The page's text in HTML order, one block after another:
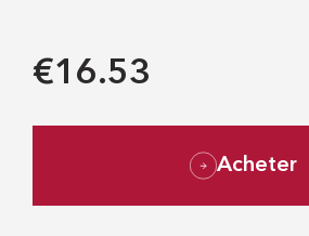
€16.53
Acheter